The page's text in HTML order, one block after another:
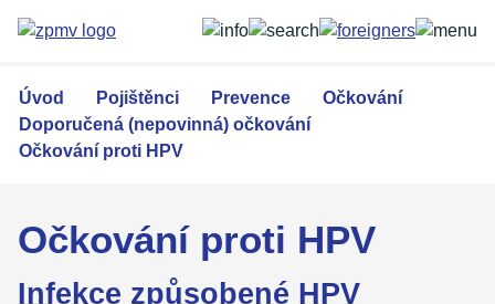
obsahu
Úvod Pojištěnci Prevence
Očkování
Doporučená (nepovinná) očkování
Očkování proti HPV
Očkování proti HPV
Infekce způsobené HPV